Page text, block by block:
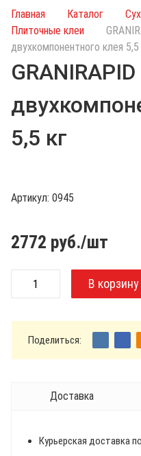
и
с
п
о
а
а
у
Главная Каталог
Плиточные клеи
двухкомпонентного клея 5,5
5,5 кг
Артикул: 0945
2772 руб./шт
Поделиться:
Доставка
Курьерская доставка